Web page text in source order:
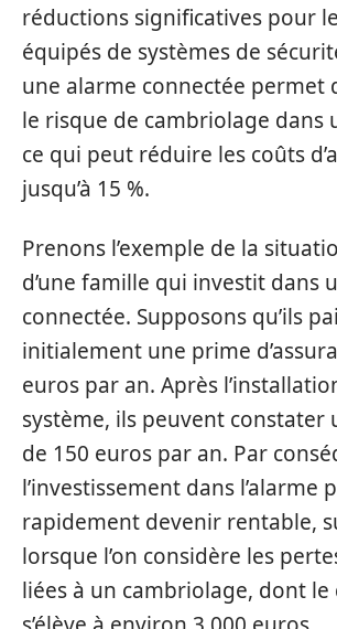
réductions significatives pour
équipés de systèmes de
une alarme connectée permet
le risque de cambriolage dans
ce qui peut réduire les coûts
jusqu’à 15 %.
Prenons l’exemple de la
d’une famille qui investit dans
connectée. Supposons qu’ils
initialement une prime
euros par an. Après
système, ils peuvent constater
de 150 euros par an. Par
l’investissement dans l’alarme
rapidement devenir rentable,
lorsque l’on considère les
liées à un cambriolage, dont